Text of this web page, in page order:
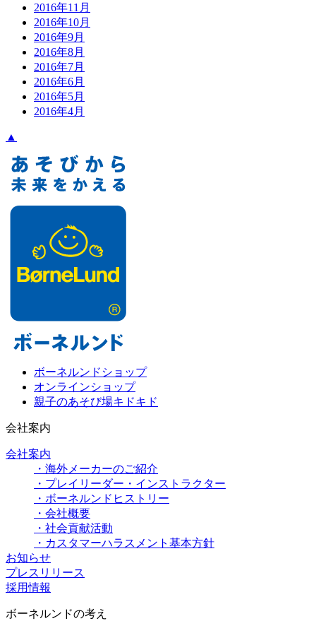
2016年11月
2016年10月
2016年9月
2016年8月
2016年7月
2016年6月
2016年5月
2016年4月
▲
ボーネルンドショップ
オンラインショップ
親子のあそび場キドキド
会社案内
会社案内
・海外メーカーのご紹介
・プレイリーダー・インストラクター
・ボーネルンドヒストリー
・会社概要
・社会貢献活動
・カスタマーハラスメント基本方針
お知らせ
プレスリリース
採用情報
ボーネルンドの考え